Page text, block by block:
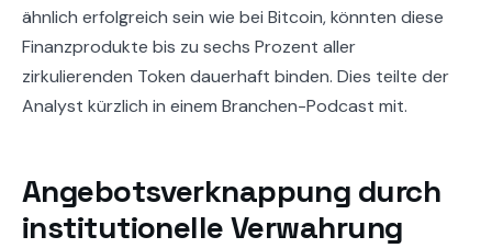
ähnlich erfolgreich sein wie bei Bitcoin, könnten diese
Finanzprodukte bis zu sechs Prozent aller
zirkulierenden Token dauerhaft binden. Dies teilte der
Analyst kürzlich in einem Branchen-Podcast mit.
Angebotsverknappung durch
institutionelle Verwahrung